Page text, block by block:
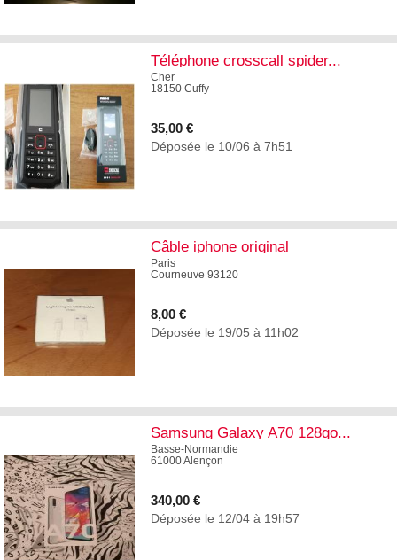
Téléphone crosscall spider...
Cher
18150 Cuffy
35,00 €
Déposée le 10/06 à 7h51
Câble iphone original
Paris
Courneuve 93120
8,00 €
Déposée le 19/05 à 11h02
Samsung Galaxy A70 128go...
Basse-Normandie
61000 Alençon
340,00 €
Déposée le 12/04 à 19h57